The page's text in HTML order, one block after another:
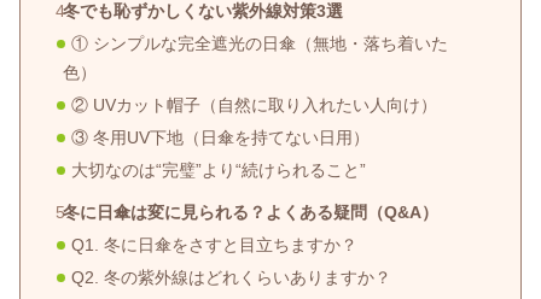
冬でも恥ずかしくない紫外線対策3選
① シンプルな完全遮光の日傘（無地・落ち着いた
色）
② UVカット帽子（自然に取り入れたい人向け）
③ 冬用UV下地（日傘を持てない日用）
大切なのは“完璧”より“続けられること”
冬に日傘は変に見られる？よくある疑問（Q&A）
Q1. 冬に日傘をさすと目立ちますか？
Q2. 冬の紫外線はどれくらいありますか？